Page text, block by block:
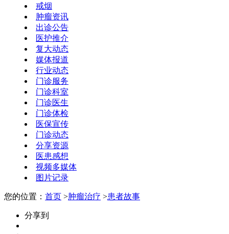
戒烟
肿瘤资讯
出诊公告
医护推介
复大动态
媒体报道
行业动态
门诊服务
门诊科室
门诊医生
门诊体检
医保宣传
门诊动态
分享资源
医患感想
视频多媒体
图片记录
您的位置： 首页 >肿瘤治疗 >患者故事
分享到